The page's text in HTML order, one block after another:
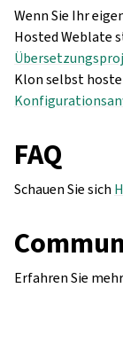
Wenn Sie Ihr
Hosted Weblate
Klon selbst
FAQ
Schauen Sie sich
Erfahren Sie